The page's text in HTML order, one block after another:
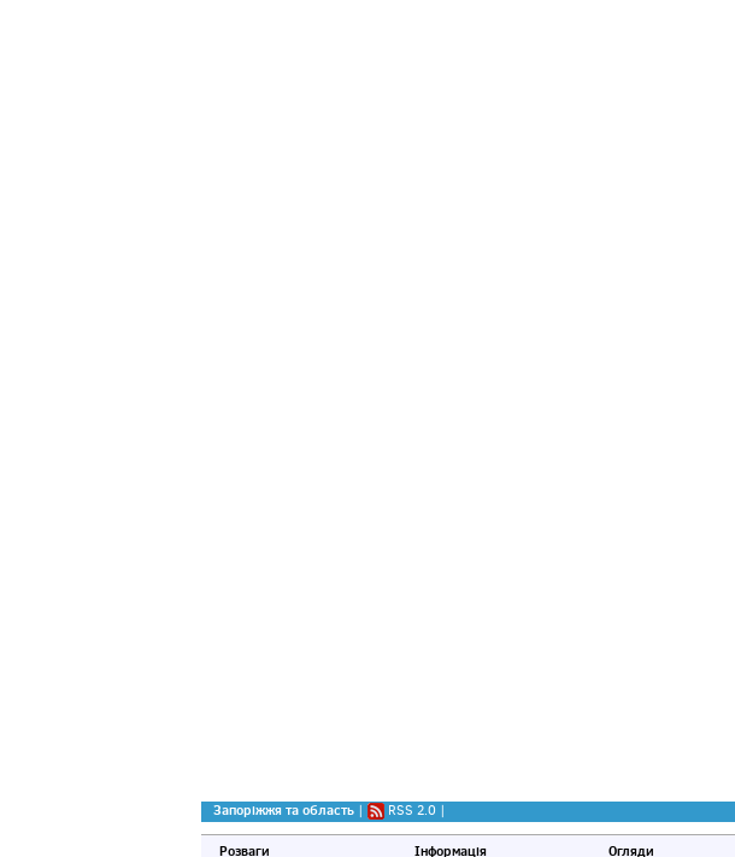
Запоріжжя та область | RSS 2.0 |
Розваги Інформація Огляди